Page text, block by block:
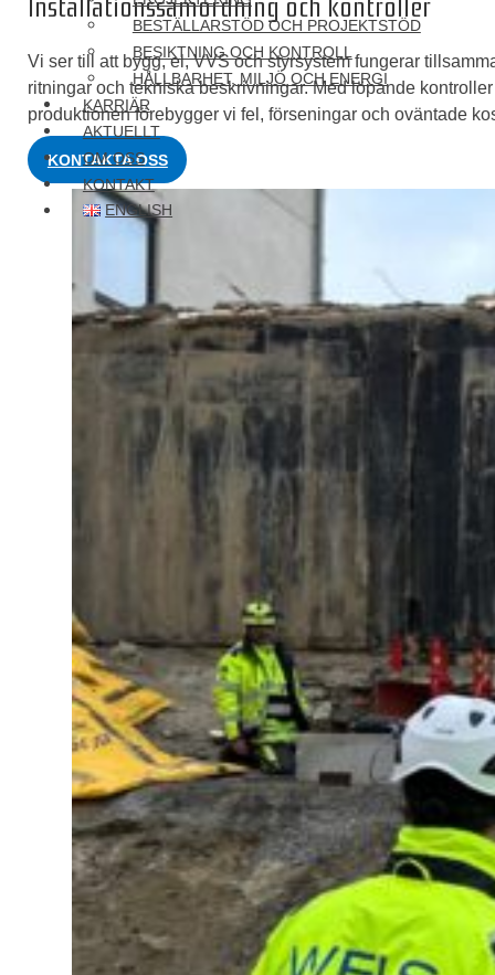
BESTÄLLARSTÖD OCH PROJEKTSTÖD
BESIKTNING OCH KONTROLL
HÅLLBARHET, MILJÖ OCH ENERGI
KARRIÄR
AKTUELLT
OM OSS
KONTAKT
ENGLISH
Installationssamordning och kontroller
Vi ser till att bygg, el, VVS och styrsystem fungerar
ritningar och tekniska beskrivningar. Med löpande
produktionen förebygger vi fel, förseningar och oväntade
KONTAKTA OSS